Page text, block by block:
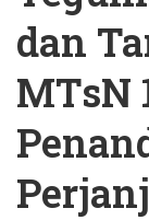
dan
MTsN